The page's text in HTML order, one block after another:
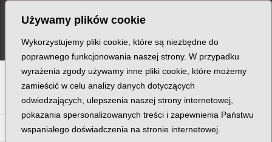
Używamy plików cookie
Wykorzystujemy pliki cookie, które są niezbędne do
poprawnego funkcjonowania naszej strony. W przypadku
wyrażenia zgody używamy inne pliki cookie, które możemy
zamieścić w celu analizy danych dotyczących
odwiedzających, ulepszenia naszej strony internetowej,
pokazania spersonalizowanych treści i zapewnienia Państwu
wspaniałego doświadczenia na stronie internetowej.
content
B C D E F G H I J K L Ł M
O P Q R S T U V W X Z
Ba Be Bi Bł Bo Br Bu By Bz
navigation